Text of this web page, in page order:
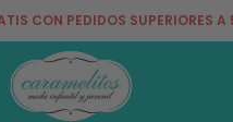
CON PEDIDOS SUPERIORES